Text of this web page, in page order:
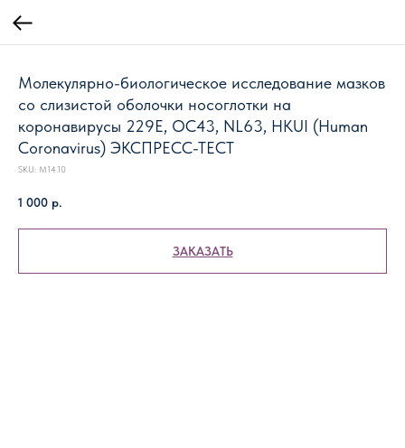
Молекулярно-биологическое исследование мазков
со слизистой оболочки носоглотки на
коронавирусы 229E, OC43, NL63, HKUI (Human
Coronavirus) ЭКСПРЕСС-ТЕСТ
SKU: М14.10
1 000 р.
ЗАКАЗАТЬ